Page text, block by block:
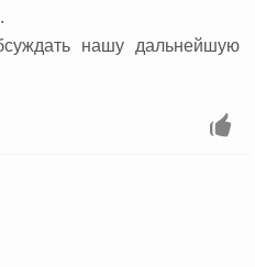
нашу дальнейшую